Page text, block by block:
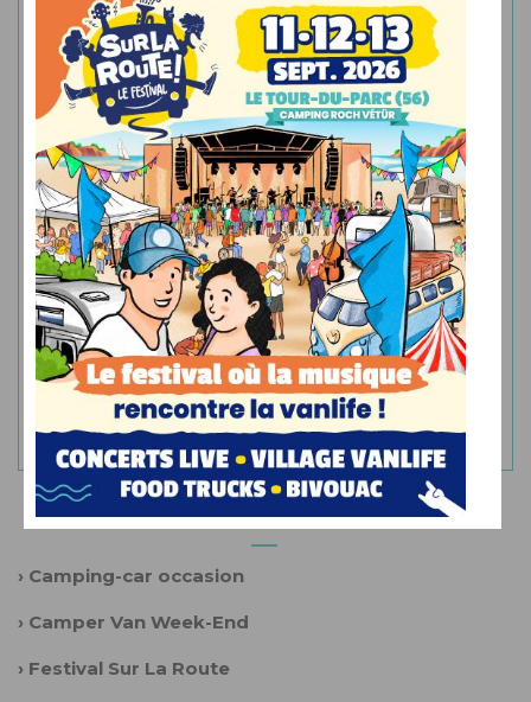
Abonnez-vous à la newsletter
Recevez le meilleur de l’actualité du camping-car neuf
directement dans votre boîte mail.
JE M'ABONNE
LIENS PARTENAIRES
› Camping-car occasion
› Camper Van Week-End
› Festival Sur La Route